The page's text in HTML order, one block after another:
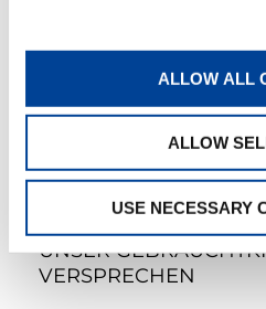
ALLOW ALL
ALLOW
USE NECESSARY
Typ: Hook
UNSER
VERSPRECHEN